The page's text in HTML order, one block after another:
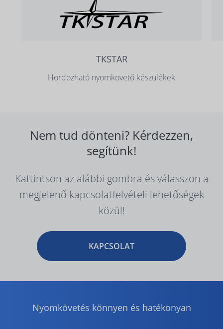
TKSTAR
Hordozható nyomkövető készülékek
Nem tud dönteni? Kérdezzen,
segítünk!
Kattintson az alábbi gombra és válasszon a
megjelenő kapcsolatfelvételi lehetőségek
közül!
KAPCSOLAT
Nyomkövetés könnyen és hatékonyan